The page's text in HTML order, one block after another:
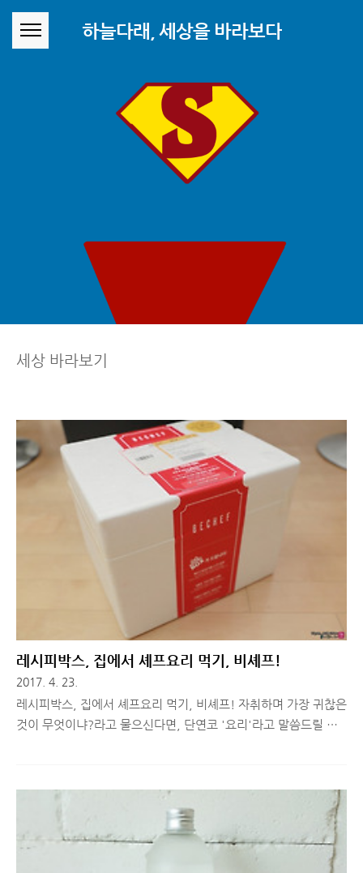
하늘다래, 세상을 바라보다
세상 바라보기
레시피박스, 집에서 셰프요리 먹기, 비셰프!
2017. 4. 23.
레시피박스, 집에서 셰프요리 먹기, 비셰프! 자취하며 가장 귀찮은
것이 무엇이냐?라고 물으신다면, 단연코 '요리'라고 말씀드릴 수
데, 요리 실력은 부족하고.. 이런 저런 고민을 하신 분들이 있다면
오늘 소개해드리는 레시피박스, 비셰프 서비스를 한 번 살펴보세
요! 참고로 아래 리뷰는 제가 직접 서비스를 체험하고 음식하는 과
정을 촬영하고, 직접 맛보긴 했지만.. 준비하는 과정 자체는 요리